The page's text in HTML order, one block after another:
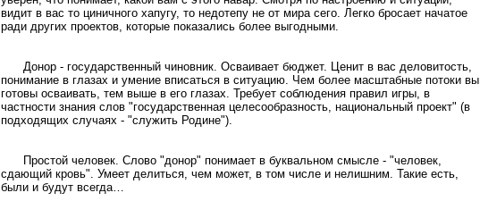
видит в вас то циничного хапугу, то недотепу не от мира сего. Легко бросает начатое
ради других проектов, которые показались более выгодными.
Донор - государственный чиновник. Осваивает бюджет. Ценит в вас деловитость,
понимание в глазах и умение вписаться в ситуацию. Чем более масштабные потоки вы
готовы осваивать, тем выше в его глазах. Требует соблюдения правил игры, в
частности знания слов "государственная целесообразность, национальный проект" (в
подходящих случаях - "служить Родине").
Простой человек. Слово "донор" понимает в буквальном смысле - "человек,
сдающий кровь". Умеет делиться, чем может, в том числе и нелишним. Такие есть,
были и будут всегда…